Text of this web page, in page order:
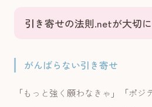
引き寄せの法則.netが大切
がんばらない引き寄せ
「もっと強く願わなきゃ」「ポ